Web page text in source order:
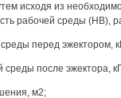
исходя из
рабочей среды (НВ),
перед эжектором,
среды после эжектора,
м2;